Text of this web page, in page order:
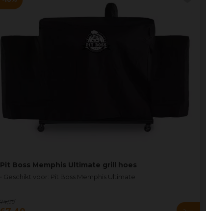
Pit Boss Memphis Ultimate grill hoes
• Geschikt voor: Pit Boss Memphis Ultimate
74,99